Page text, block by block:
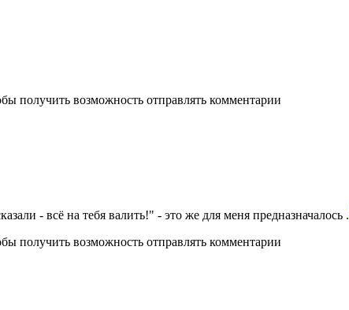
получить возможность отправлять комментарии
- всё на тебя валить!" - это же для меня предназначалось .
получить возможность отправлять комментарии